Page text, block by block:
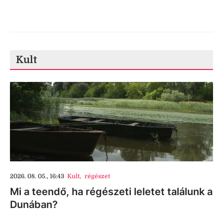
Kult
2026. 08. 05., 16:43 Kult, régészet
Mi a teendő, ha régészeti leletet találunk a
Dunában?